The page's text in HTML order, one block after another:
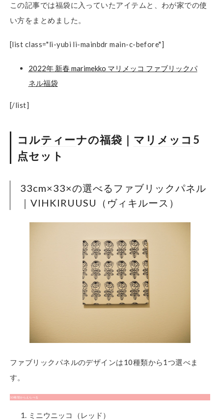
この記事では福袋に入っていたアイテムと、わが家での使
い方をまとめました。
[list class="li-yubi li-mainbdr main-c-before"]
2022年 新春 marimekko マリメッコ ファブリックパ
ネル福袋
[/list]
コルティーナの福袋｜ マリメッコ 5
点セット
33cm×33×の選べるファブリックパネル
｜VIHKIRUUSU（ヴィキルース）
ファブリックパネルのデザインは10種類から1つ選べま
す。
10種類からえらべる
ミニウニッコ（レッド）